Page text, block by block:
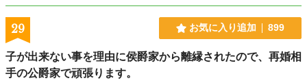
29 お気に入り追加 899
子が出来ない事を理由に侯爵家から離縁されたので、再婚相
手の公爵家で頑張ります。